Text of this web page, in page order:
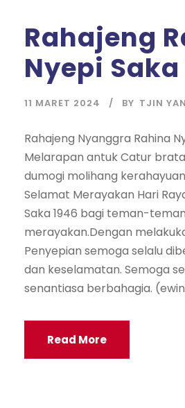
Rahajeng
Nyepi Saka
11 MARET 2024 BY TJIN
Rahajeng Nyanggra Rahina
Melarapan antuk Catur
dumogi molihang
Selamat Merayakan Hari
Saka 1946 bagi teman-
merayakan.Dengan
Penyepian semoga selalu
dan keselamatan. Semoga
senantiasa berbahagia.
Read More